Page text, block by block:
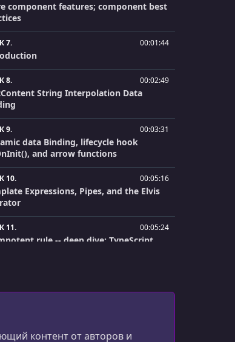
component features; component best
7. 00:01:44
8. 00:02:49
String Interpolation Data
9. 00:03:31
data Binding, lifecycle hook
and arrow functions
10. 00:05:16
Expressions, Pipes, and the Elvis
11. 00:05:24
rule -- deep dive; TypeScript
components
контент от авторов и